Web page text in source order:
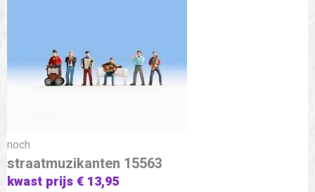
noch
straatmuzikanten 15563
kwast prijs € 13,95